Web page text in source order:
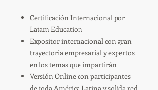
Certificación Internacional por
Latam Education
Expositor internacional con gran
trayectoria empresarial y expertos
en los temas que impartirán
Versión Online con participantes
de toda América Latina y solida red